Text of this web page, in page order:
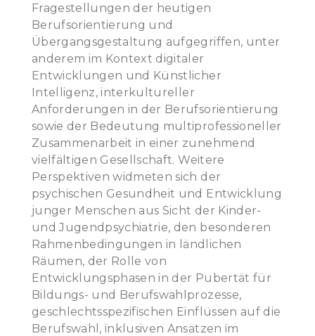
Fragestellungen der heutigen
Berufsorientierung und
Übergangsgestaltung aufgegriffen, unter
anderem im Kontext digitaler
Entwicklungen und Künstlicher
Intelligenz, interkultureller
Anforderungen in der Berufsorientierung
sowie der Bedeutung multiprofessioneller
Zusammenarbeit in einer zunehmend
vielfältigen Gesellschaft. Weitere
Perspektiven widmeten sich der
psychischen Gesundheit und Entwicklung
junger Menschen aus Sicht der Kinder-
und Jugendpsychiatrie, den besonderen
Rahmenbedingungen in ländlichen
Räumen, der Rolle von
Entwicklungsphasen in der Pubertät für
Bildungs- und Berufswahlprozesse,
geschlechtsspezifischen Einflüssen auf die
Berufswahl, inklusiven Ansätzen im